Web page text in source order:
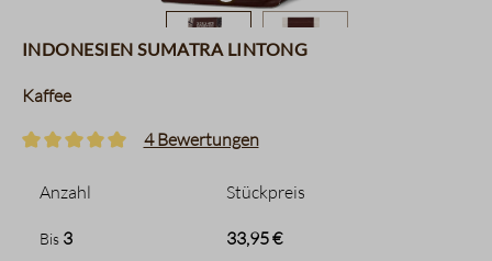
Indonesien Sumatra Lintong
Kaffee
4 Bewertungen
Anzahl Stückpreis
Bis 3 33,95 €